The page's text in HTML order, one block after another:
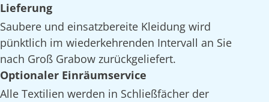
Lieferung
Saubere und einsatzbereite Kleidung wird
pünktlich im wiederkehrenden Intervall an Sie
nach Groß Grabow zurückgeliefert.
Optionaler Einräumservice
Alle Textilien werden in Schließfächer der